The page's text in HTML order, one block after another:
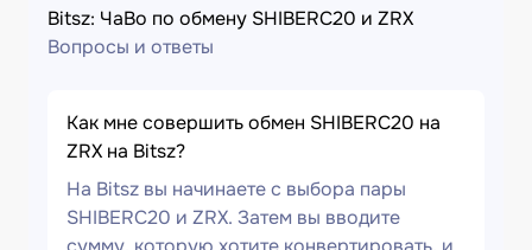
Bitsz: ЧаВо по обмену SHIBERC20 и ZRX
Вопросы и ответы
Как мне совершить обмен SHIBERC20 на
ZRX на Bitsz?
На Bitsz вы начинаете с выбора пары
SHIBERC20 и ZRX. Затем вы вводите